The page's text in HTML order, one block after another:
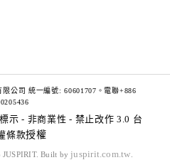
公司 統一編號: 60601707。電聯+886
示 - 非商業性 - 禁止改作 3.0 台
條款授權
Built by juspirit.com.tw